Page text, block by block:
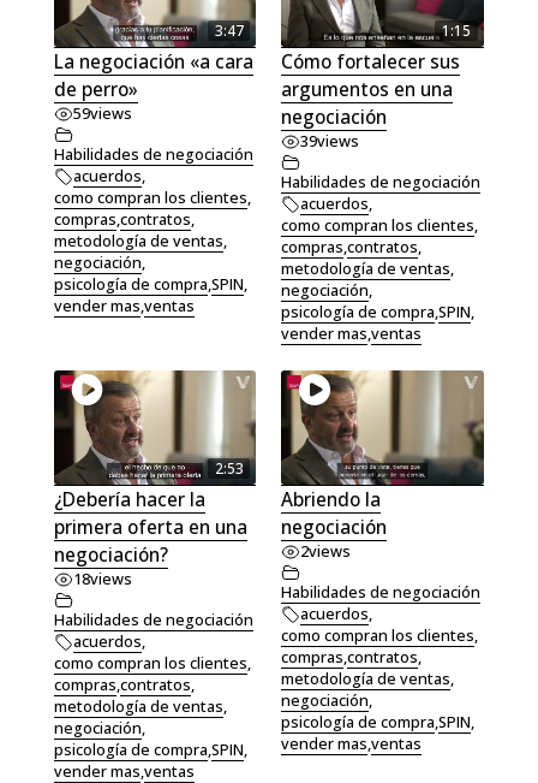
3:47
La negociación «a cara
de perro»
59views
Habilidades de negociación
acuerdos,
como compran los clientes,
compras,contratos,
metodología de ventas,
negociación,
psicología de compra,SPIN,
vender mas,ventas
1:15
Cómo fortalecer sus
argumentos en una
negociación
39views
Habilidades de negociación
acuerdos,
como compran los clientes,
compras,contratos,
metodología de ventas,
negociación,
psicología de compra,SPIN,
vender mas,ventas
2:53
¿Debería hacer la
primera oferta en una
negociación?
18views
Habilidades de negociación
acuerdos,
como compran los clientes,
compras,contratos,
metodología de ventas,
negociación,
psicología de compra,SPIN,
vender mas,ventas
Abriendo la
negociación
2views
Habilidades de negociación
acuerdos,
como compran los clientes,
compras,contratos,
metodología de ventas,
negociación,
psicología de compra,SPIN,
vender mas,ventas